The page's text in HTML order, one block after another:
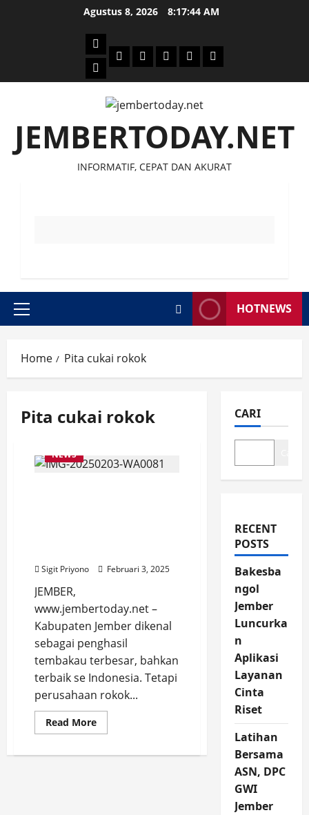
Agustus 8, 2026 8:17:44 AM
Beranda
News
PolitikOtomotifEkonomiSosialtentang
JEMBERTODAY.NET
INFORMATIF, CEPAT DAN AKURAT
Primary
HOTNEWS
Home Pita cukai rokok
Pita cukai rokok
NEWS
Sigit Priyono Februari 3, 2025
JEMBER,
www.jembertoday.net –
Kabupaten Jember dikenal
sebagai penghasil
tembakau terbesar, bahkan
terbaik se Indonesia. Tetapi
perusahaan rokok...
Read MoreRead
more
Rokok
CARI
RECENT
POSTS
Bakesba
ngol
Jember
Luncurka
n
Aplikasi
Layanan
Cinta
Riset
Latihan
Bersama
ASN, DPC
GWI
Jember